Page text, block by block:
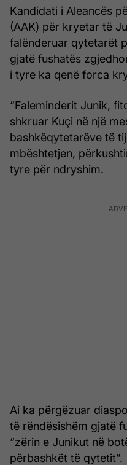
Kandidati i Aleancës
(AAK) për kryetar të
falënderuar qytetarët
gjatë fushatës
i tyre ka qenë forca
“Faleminderit Junik,
shkruar Kuçi në një
bashkëqytetarëve të
mbështetjen,
tyre për ndryshim.
Ai ka përgëzuar
të rëndësishëm gjatë
“zërin e Junikut në
përbashkët të qytetit”.